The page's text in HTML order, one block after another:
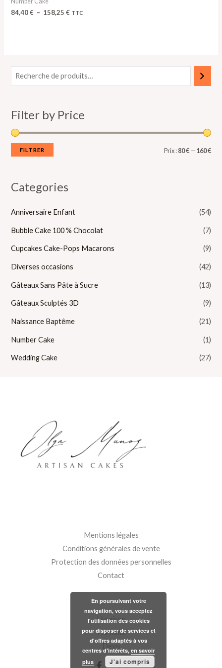
84,40€ – 158,25€ TTC
Filter by Price
r
m
i
r
m
a
FILTRER Prix :80 €—160 €
Categories
Anniversaire Enfant (54)
Bubble Cake 100 % Chocolat (7)
Cupcakes Cake-Pops Macarons (9)
Diverses occasions (42)
Gâteaux Sans Pâte à Sucre (13)
Gâteaux Sculptés 3D (9)
Naissance Baptême (21)
Number Cake (1)
Wedding Cake (27)
Mentions légales
Conditions générales de vente
Protection des données personnelles
Contact
Livraison
Parfums
En poursuivant votre
navigation, vous acceptez
l'utilisation des cookies
pour disposer de services et
d'offres adaptés à vos
centres d'intérêts, en savoir
plus
J'ai compris